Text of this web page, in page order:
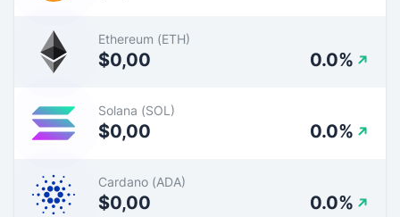
Ethereum (ETH)
$0,00 0.0%
Solana (SOL)
$0,00 0.0%
Cardano (ADA)
$0,00 0.0%